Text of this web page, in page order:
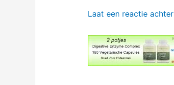
Laat een reactie achter